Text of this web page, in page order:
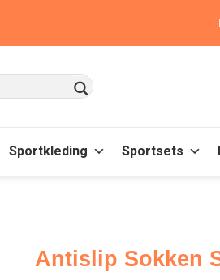
Sportkleding Sportsets
Antislip Sokken